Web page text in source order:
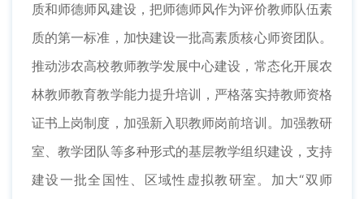
质和师德师风建设，把师德师风作为评价教师队伍素
质的第一标准，加快建设一批高素质核心师资团队。
推动涉农高校教师教学发展中心建设，常态化开展农
林教师教育教学能力提升培训，严格落实持教师资格
证书上岗制度，加强新入职教师岗前培训。加强教研
室、教学团队等多种形式的基层教学组织建设，支持
建设一批全国性、区域性虚拟教研室。加大“双师